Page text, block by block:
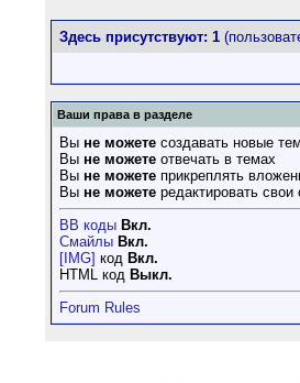
Здесь присутствуют: 1
Ваши права в разделе
Вы не можете создавать новые
Вы не можете отвечать в темах
Вы не можете прикреплять
Вы не можете редактировать
BB коды Вкл.
Смайлы Вкл.
[IMG] код Вкл.
HTML код Выкл.
Forum Rules